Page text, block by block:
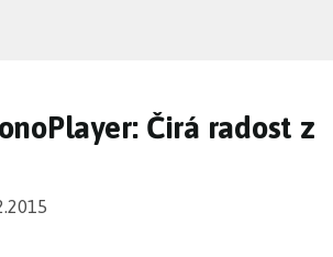
Čirá radost z